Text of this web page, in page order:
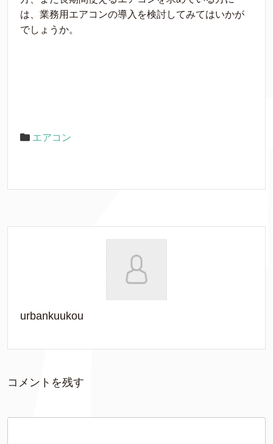
は、業務用エアコンの導入を検討してみてはいかが
でしょうか。
エアコン
urbankuukou
コメントを残す